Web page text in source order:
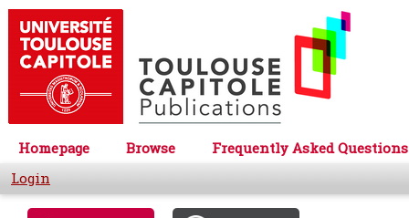
Homepage Browse
Frequently Asked Questions
Login